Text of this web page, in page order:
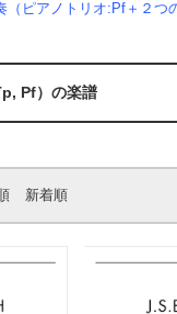
（ピアノトリオ:Pf＋２つ
Pf）の楽譜
新着順